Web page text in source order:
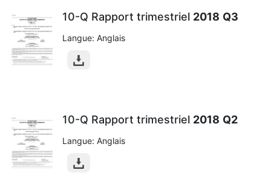
10-Q Rapport trimestriel 2018 Q3
Langue: Anglais
10-Q Rapport trimestriel 2018 Q2
Langue: Anglais